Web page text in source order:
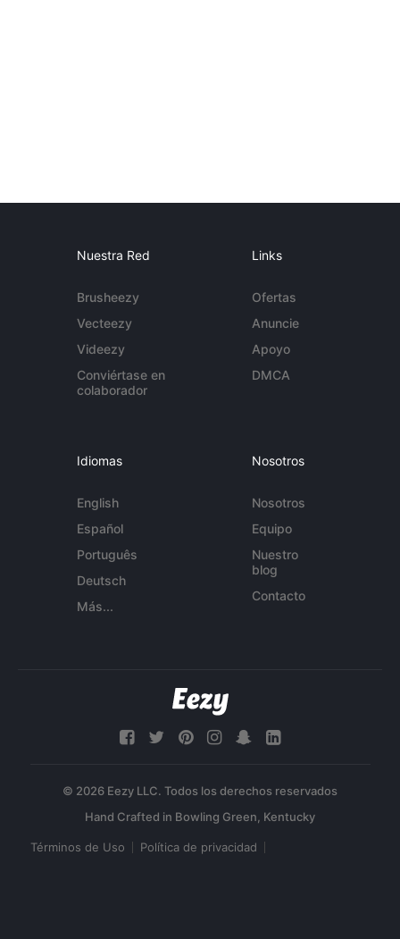
Nuestra Red
Brusheezy
Vecteezy
Videezy
Conviértase en
colaborador
Links
Ofertas
Anuncie
Apoyo
DMCA
Idiomas
English
Español
Português
Deutsch
Más...
Nosotros
Nosotros
Equipo
Nuestro
blog
Contacto
© 2026 Eezy LLC. Todos los derechos reservados
Términos de Uso Política de privacidad